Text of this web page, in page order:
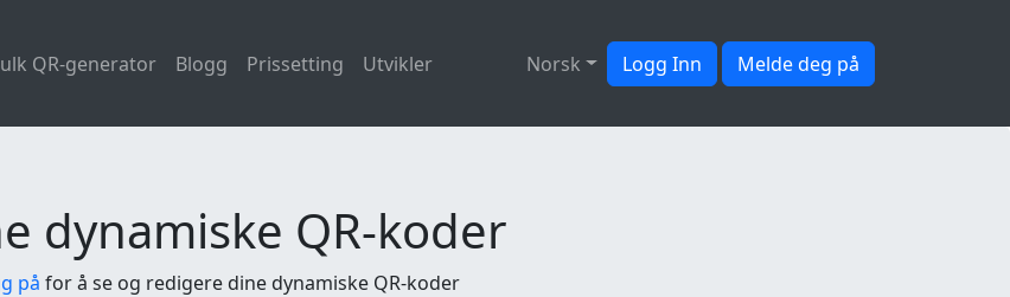
QR-generator Blogg Prissetting Utvikler Norsk Logg Inn Melde deg på
dynamiske QR-koder
på for å se og redigere dine dynamiske QR-koder